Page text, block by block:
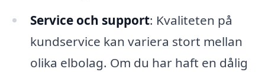
Service och support: Kvaliteten på
kundservice kan variera stort mellan
olika elbolag. Om du har haft en dålig